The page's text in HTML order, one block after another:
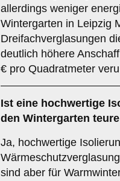
allerdings weniger
Wintergarten in Leipzig
Dreifachverglasungen
deutlich höhere
€ pro Quadratmeter
Ist eine hochwertige
den Wintergarten
Ja, hochwertige
sind aber für